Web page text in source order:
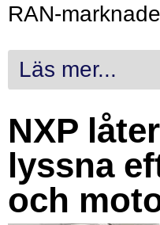
RAN-
Läs mer...
NXP
lyssna
och